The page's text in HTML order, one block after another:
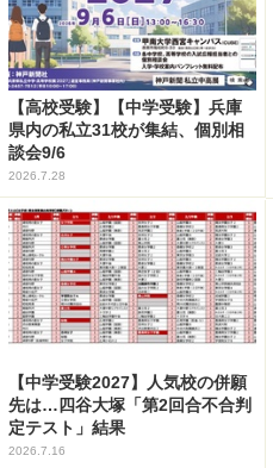
【高校受験】【中学受験】兵庫
県内の私立31校が集結、個別相
談会9/6
2026.7.28
【中学受験2027】人気校の併願
先は…四谷大塚「第2回合不合判
定テスト」結果
2026.7.16